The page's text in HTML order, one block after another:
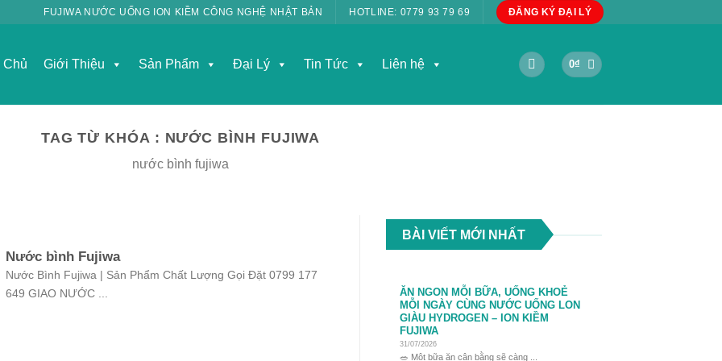
FUJIWA NƯỚC UỐNG ION KIỀM CÔNG NGHỆ NHẬT BẢN HOTLINE: 0779 93 79 69 ĐĂNG KÝ ĐẠI LÝ
Chủ Giới Thiệu Sản Phẩm Đại Lý Tin Tức Liên hệ 0₫
TAG TỪ KHÓA : NƯỚC BÌNH FUJIWA
nước bình fujiwa
Nước bình Fujiwa
Nước Bình Fujiwa | Sản Phẩm Chất Lượng Gọi Đặt 0799 177
649 GIAO NƯỚC ...
BÀI VIẾT MỚI NHẤT
ĂN NGON MỖI BỮA, UỐNG KHOẺ
MỖI NGÀY CÙNG NƯỚC UỐNG LON
GIÀU HYDROGEN – ION KIỀM
FUJIWA
31/07/2026
🥗 Một bữa ăn cân bằng sẽ càng ...